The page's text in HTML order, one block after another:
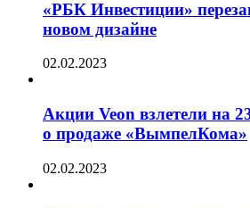
«РБК Инвестиции»
новом дизайне
02.02.2023
Акции Veon взлетели на
о продаже «ВымпелКома»
02.02.2023